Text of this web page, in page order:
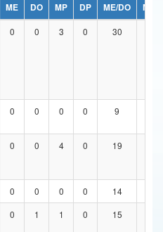
e Comunicações
Humanos
ME DO MP DP ME/DO
MP/
0 0 3 0 30
0 0 0 0 9
0 0 4 0 19
0 0 0 0 14
0 1 1 0 15